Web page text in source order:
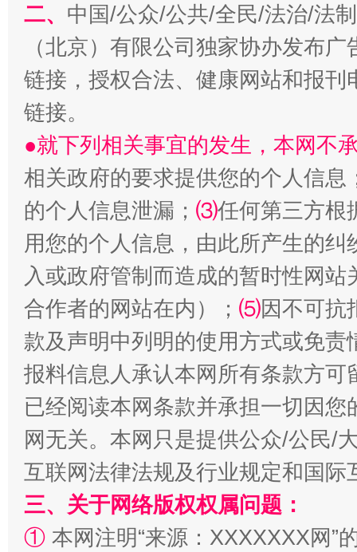
解纷+调解+退费，一次搞定
站台名比不上好声名
二、 中国/公众/公共/全民/法治/法
（北京）有限公司独家协办发布
链接，授权合法、健康网站和报
链接。
●就下列相关事宜的发生，本网不
相关政府的要求提供您的个人信息
的个人信息泄漏； ⑶任何第三方根
用您的个人信息，由此所产生的纠
入或政府管制而造成的暂时性网
合作者的网站在内）； ⑸因不可抗
款及声明中列明的使用方式或免责
报料信息人承认本网所有条款方
已经阅读本网条款并承担一切因
网无关。本网只是提供公众/公民/
互联网法律法规及行业规定和国
三、关于网络版权权属问题：
① 本网注明“来源：XXXXXXX网”